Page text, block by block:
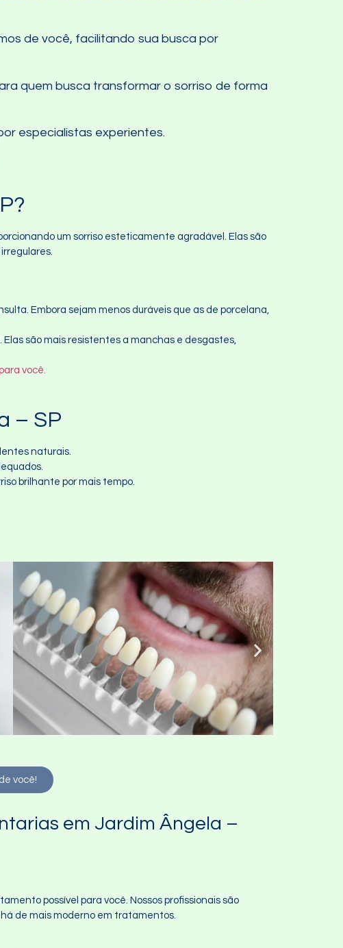
de você, facilitando sua busca por
quem busca transformar o sorriso de forma
especialistas experientes.
um sorriso esteticamente agradável. Elas são
Embora sejam menos duráveis que as de porcelana,
são mais resistentes a manchas e desgastes,
você.
– SP
naturais.
brilhante por mais tempo.
você!
em Jardim Ângela –
possível para você. Nossos profissionais são
de mais moderno em tratamentos.